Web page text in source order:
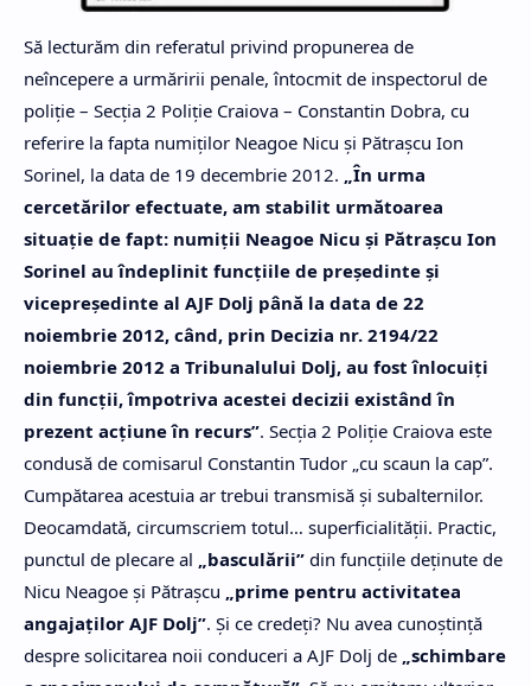
Să lecturăm din referatul privind propunerea de
neîncepere a urmăririi penale, întocmit de inspectorul de
poliţie – Secţia 2 Poliţie Craiova – Constantin Dobra, cu
referire la fapta numiţilor Neagoe Nicu şi Pătraşcu Ion
Sorinel, la data de 19 decembrie 2012.
„În urma
cercetărilor efectuate, am stabilit următoarea
situaţie de fapt: numiţii Neagoe Nicu şi Pătraşcu Ion
Sorinel au îndeplinit funcţiile de preşedinte şi
vicepreşedinte al AJF Dolj până la data de 22
noiembrie 2012, când, prin Decizia nr. 2194/22
noiembrie 2012 a Tribunalului Dolj, au fost înlocuiţi
din funcţii, împotriva acestei decizii existând în
prezent acţiune în recurs”. Secţia 2 Poliţie Craiova este
condusă de comisarul Constantin Tudor „cu scaun la cap”.
Cumpătarea acestuia ar trebui transmisă şi subalternilor.
Deocamdată, circumscriem totul… superficialităţii. Practic,
punctul de plecare al
„basculării” din funcţiile deţinute de
Nicu Neagoe şi Pătraşcu
„prime pentru activitatea
angajaţilor AJF Dolj”. Şi ce credeţi? Nu avea cunoştinţă
despre solicitarea noii conduceri a AJF Dolj de „schimbare